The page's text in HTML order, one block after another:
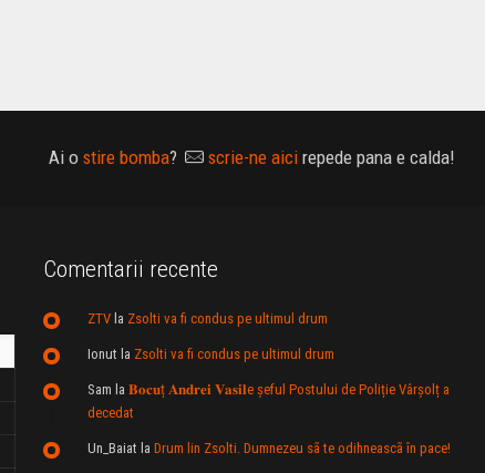
Ai o stire bomba? scrie-ne aicirepede pana e calda!
Comentarii recente
ZTVla Zsolti va fi condus pe ultimul drum
Ionut la Zsolti va fi condus pe ultimul drum
Sam la 𝐁𝐨𝐜𝐮ț 𝐀𝐧𝐝𝐫𝐞𝐢 𝐕𝐚𝐬𝐢𝐥e şeful Postului de Poliție Vârșolț a
decedat
Un_Baiat la Drum lin Zsolti. Dumnezeu sã te odihneascã în pace!